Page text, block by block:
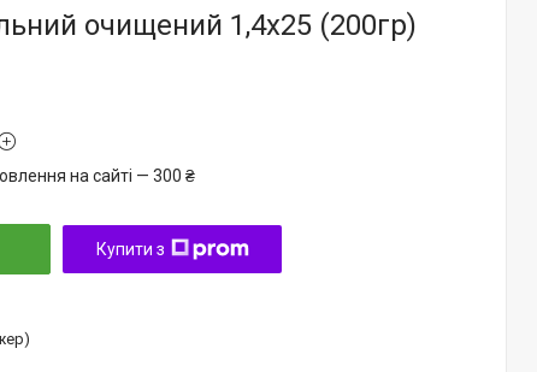
очищений 1,4х25 (200гр)
на сайті — 300 ₴
Купити з